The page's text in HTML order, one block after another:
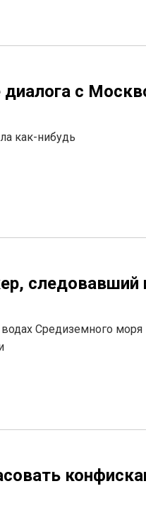
диалога с
как-нибудь
следовавший
Средиземного моря